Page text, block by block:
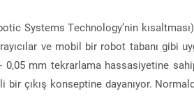
Systems Technology’nin
ve mobil bir robot tabanı gibi
mm tekrarlama hassasiyetine
çıkış konseptine dayanıyor.